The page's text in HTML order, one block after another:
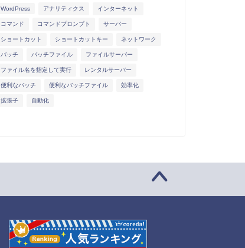
WordPress アナリティクス インターネット
コマンド コマンドプロンプト サーバー
ショートカット ショートカットキー ネットワーク
バッチ バッチファイル ファイルサーバー
ファイル名を指定して実行 レンタルサーバー
便利なバッチ 便利なバッチファイル 効率化
拡張子 自動化